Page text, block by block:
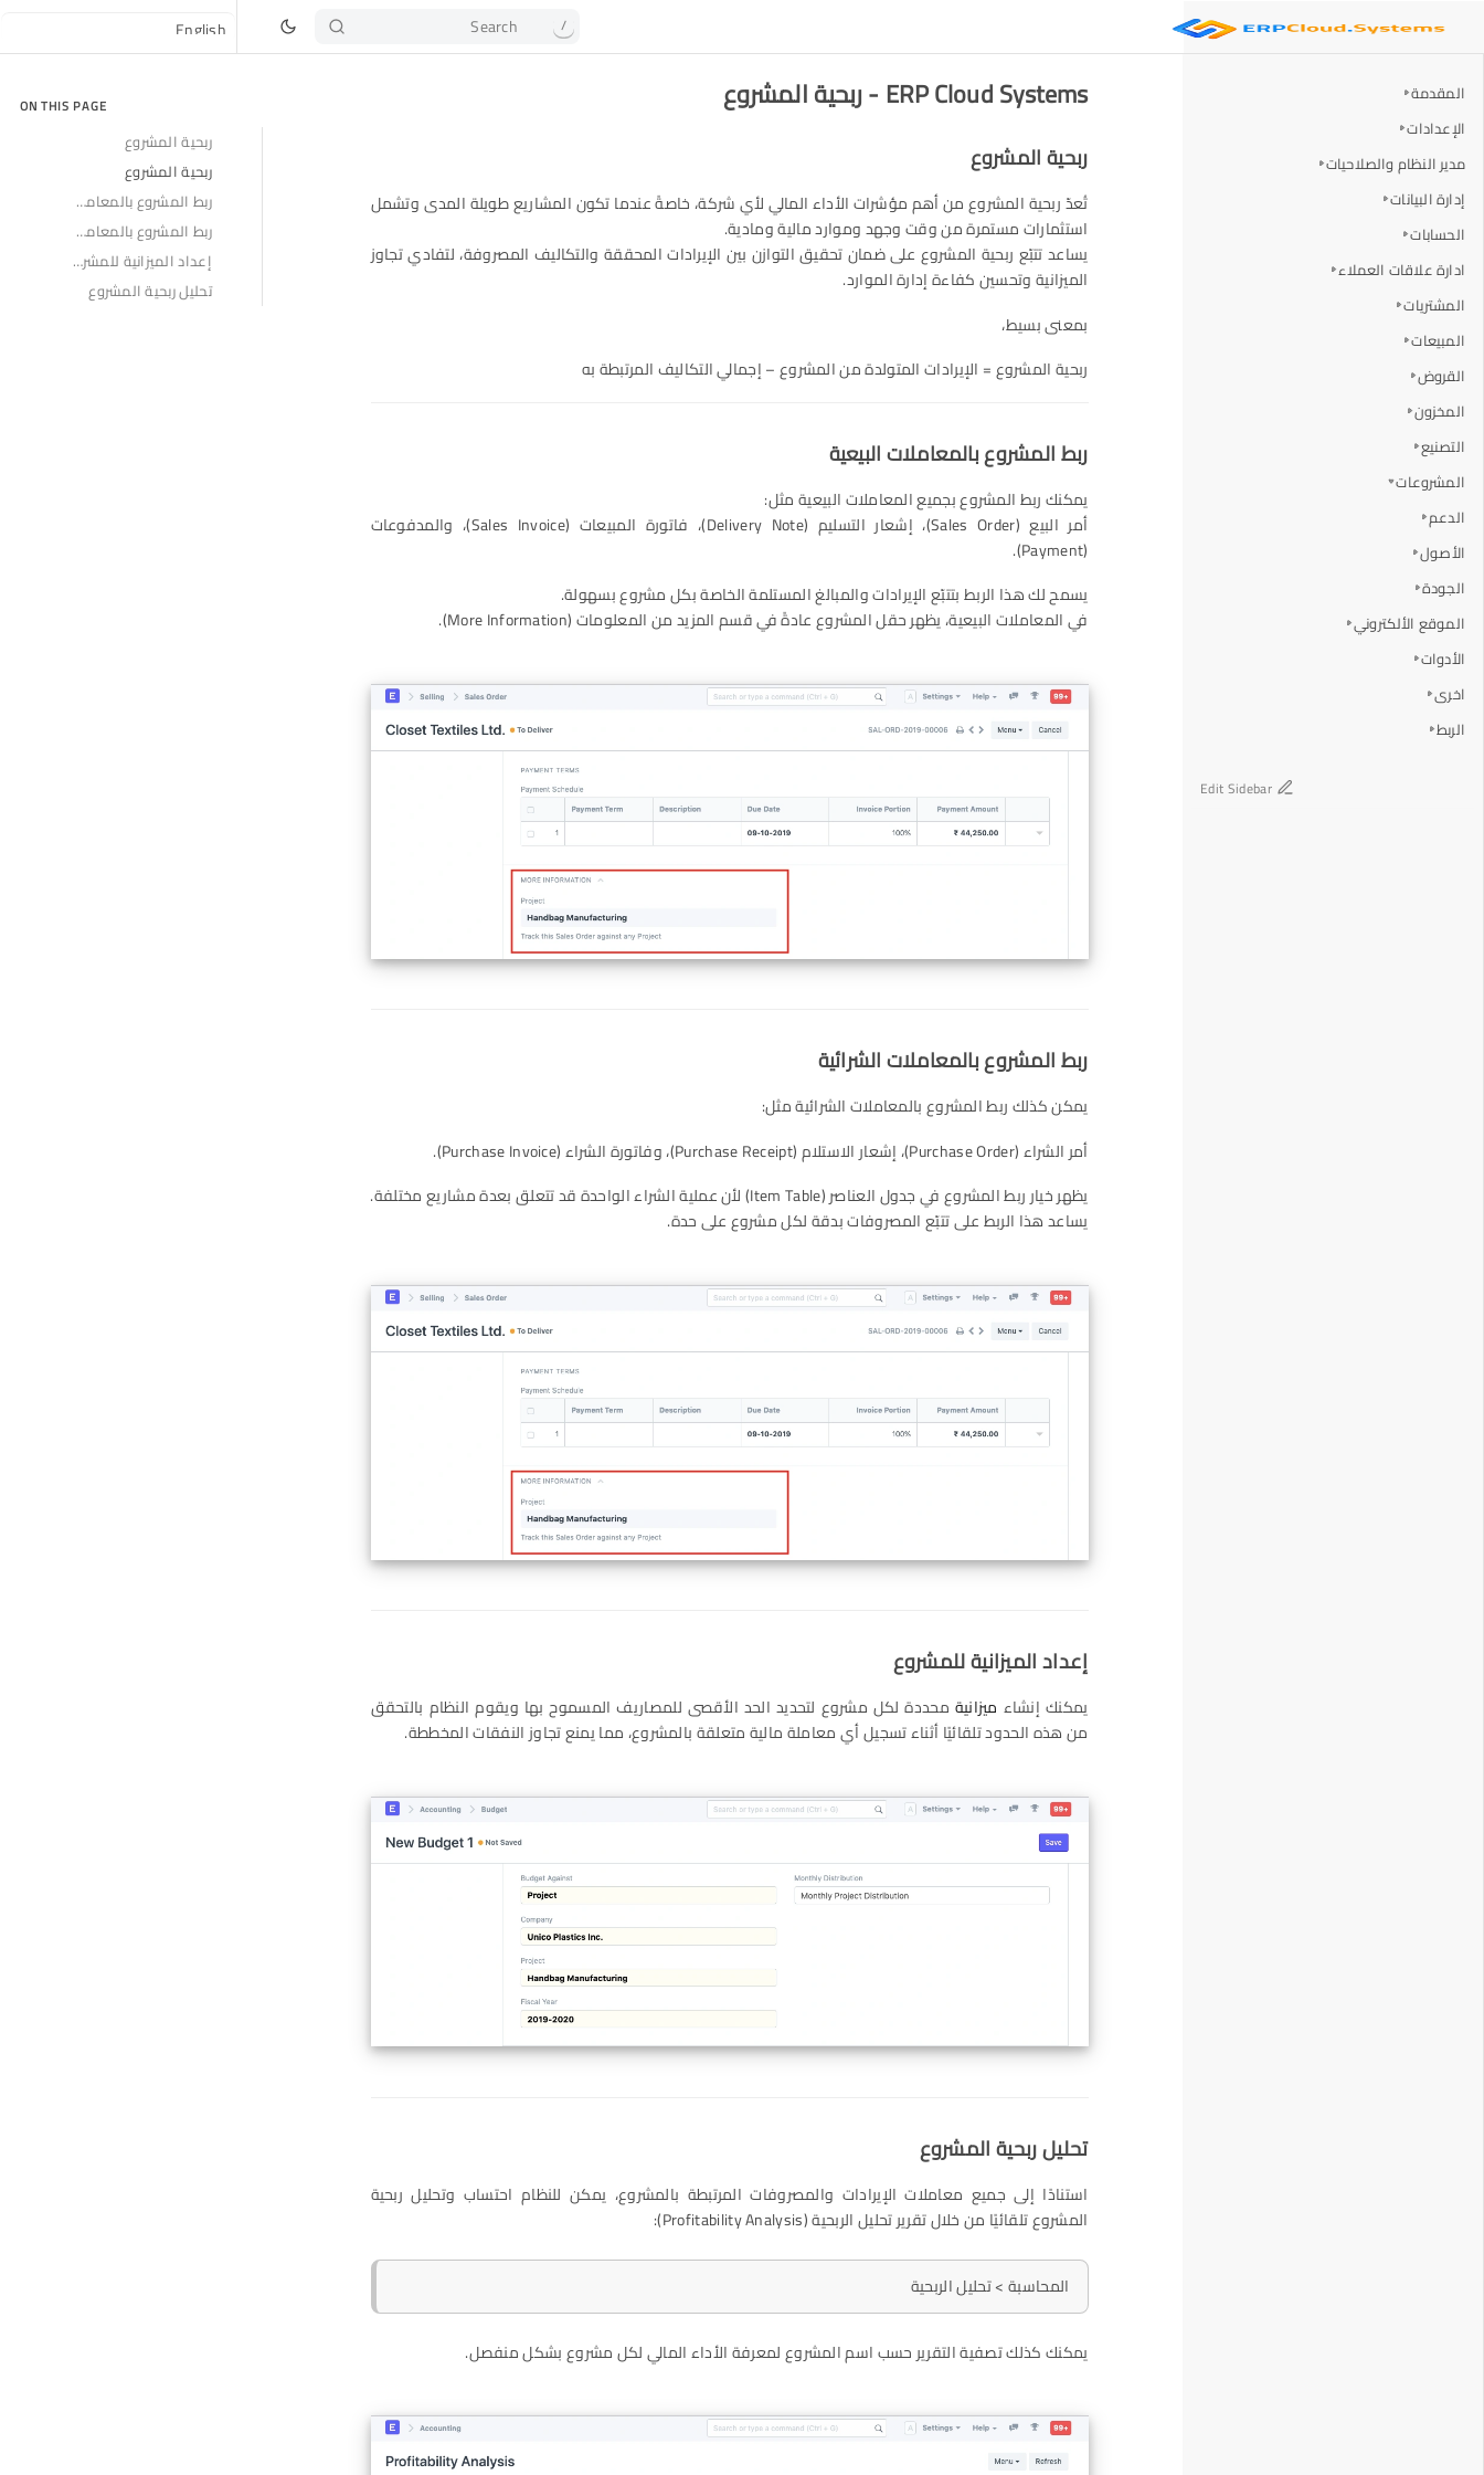
Search /
المقدمة
الإعدادات
مدير النظام والصلاحيات
إدارة البيانات
الحسابات
ادارة علاقات العملاء
المشتريات
المبيعات
القروض
المخزون
التصنيع
المشروعات
الدعم
الأصول
الجودة
الموقع الألكتروني
الأدوات
اخرى
الربط
Edit Sidebar
ERP Cloud Systems - ربحية المشروع
ربحية المشروع
تُعدّ ربحية المشروع من أهم مؤشرات الأداء المالي لأي شركة، خاصةً عندما تكون المشاريع طويلة المدى وتشمل
استثمارات مستمرة من وقت وجهد وموارد مالية ومادية.
يساعد تتبّع ربحية المشروع على ضمان تحقيق التوازن بين الإيرادات المحققة والتكاليف المصروفة، لتفادي تجاوز
الميزانية وتحسين كفاءة إدارة الموارد.
بمعنى بسيط،
ربحية المشروع = الإيرادات المتولدة من المشروع – إجمالي التكاليف المرتبطة به
ربط المشروع بالمعاملات البيعية
يمكنك ربط المشروع بجميع المعاملات البيعية مثل:
أمر البيع (Sales Order)، إشعار التسليم (Delivery Note)، فاتورة المبيعات (Sales Invoice)، والمدفوعات
(Payment).
يسمح لك هذا الربط بتتبّع الإيرادات والمبالغ المستلمة الخاصة بكل مشروع بسهولة.
في المعاملات البيعية، يظهر حقل المشروع عادةً في قسم المزيد من المعلومات (More Information).
ربط المشروع بالمعاملات الشرائية
يمكن كذلك ربط المشروع بالمعاملات الشرائية مثل:
أمر الشراء (Purchase Order)، إشعار الاستلام (Purchase Receipt)، وفاتورة الشراء (Purchase Invoice).
يظهر خيار ربط المشروع في جدول العناصر (Item Table) لأن عملية الشراء الواحدة قد تتعلق بعدة مشاريع مختلفة.
يساعد هذا الربط على تتبّع المصروفات بدقة لكل مشروع على حدة.
إعداد الميزانية للمشروع
يمكنك إنشاء ميزانية محددة لكل مشروع لتحديد الحد الأقصى للمصاريف المسموح بها ويقوم النظام بالتحقق
من هذه الحدود تلقائيًا أثناء تسجيل أي معاملة مالية متعلقة بالمشروع، مما يمنع تجاوز النفقات المخططة.
تحليل ربحية المشروع
استنادًا إلى جميع معاملات الإيرادات والمصروفات المرتبطة بالمشروع، يمكن للنظام احتساب وتحليل ربحية
المشروع تلقائيًا من خلال تقرير تحليل الربحية (Profitability Analysis):
المحاسبة > تحليل الربحية
يمكنك كذلك تصفية التقرير حسب اسم المشروع لمعرفة الأداء المالي لكل مشروع بشكل منفصل.
ON THIS PAGE
ربحية المشروع
ربحية المشروع
ربط المشروع بالمعاملات البيعية
ربط المشروع بالمعاملات الشرائية
إعداد الميزانية للمشروع
تحليل ربحية المشروع